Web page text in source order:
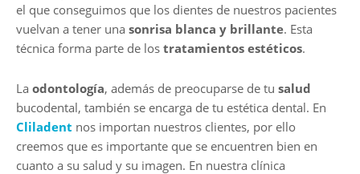
el que conseguimos que los dientes de nuestros pacientes
vuelvan a tener una sonrisa blanca y brillante. Esta
técnica forma parte de los tratamientos estéticos.
La odontología, además de preocuparse de tu salud
bucodental, también se encarga de tu estética dental. En
Cliladent nos importan nuestros clientes, por ello
creemos que es importante que se encuentren bien en
cuanto a su salud y su imagen. En nuestra clínica